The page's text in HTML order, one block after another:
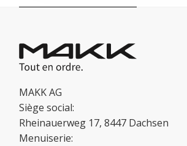
MAKK AG
Siège social:
Rheinauerweg 17, 8447 Dachsen
Menuiserie: